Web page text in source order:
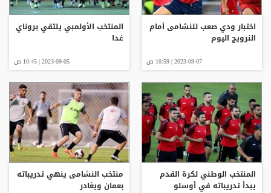
اختبار ودي صعب للنشامى أمام
النرويج اليوم
2023-09-07 | 10:59 ص
المنتخب الأولمبي يلتقي بروناي
غدا
2023-09-05 | 10:45 ص
المنتخب الوطني لكرة القدم
يبدأ تدريباته في أوسلو
منتخب النشامى ينهي تدريباته
بعمان ويغادر